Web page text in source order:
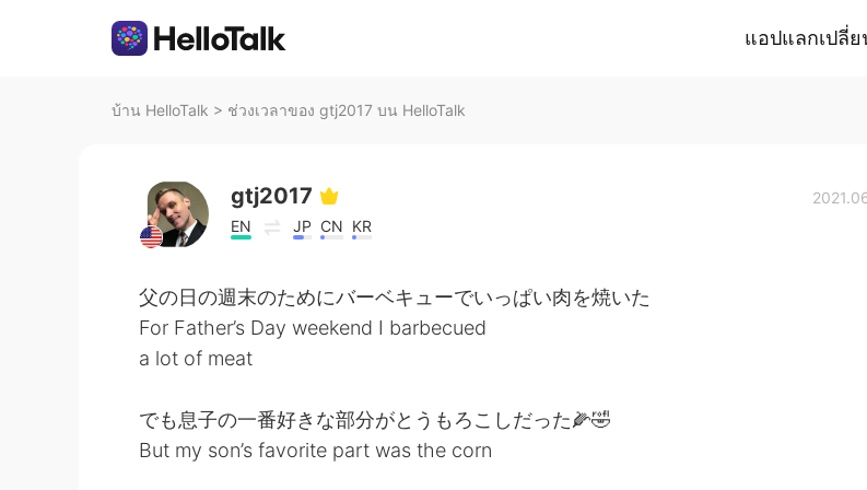
แอปแลกเปลี่
บ้าน HelloTalk > ช่วงเวลาของ gtj2017 บน HelloTalk
gtj2017
EN JP CN KR
父の日の週末のためにバーベキューでいっぱい肉を焼いた
For Father’s Day weekend I barbecued
a lot of meat
でも息子の一番好きな部分がとうもろこしだった🌽🤣
But my son’s favorite part was the corn